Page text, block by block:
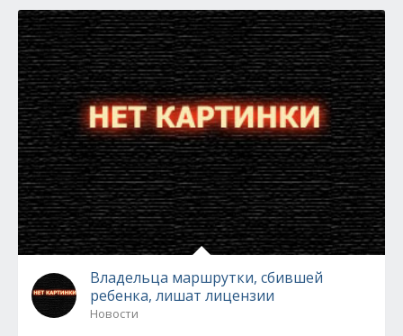
Владельца маршрутки, сбившей
ребенка, лишат лицензии
Новости